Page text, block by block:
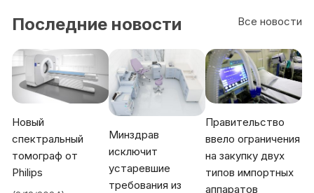
‘ЭФ
Все новости
Последние новости
Новый
спектральный
томограф от
Philips
Минздрав
исключит
устаревшие
требования из
Правительство
ввело ограничения
на закупку двух
типов импортных
аппаратов